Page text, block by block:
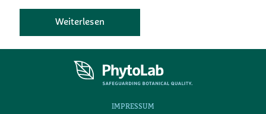
Weiterlesen
IMPRESSUM